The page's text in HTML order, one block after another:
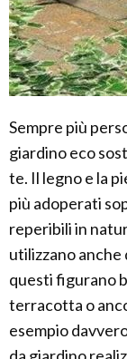
Sempre più
giardino eco
te. Il legno e la
più adoperati
reperibili in
utilizzano
questi figurano
terracotta o
esempio